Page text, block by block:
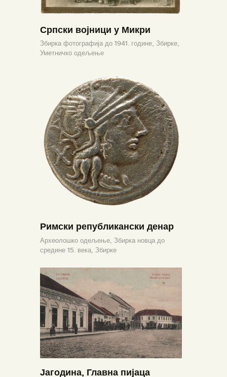
Српски војници у Микри
Збирка фотографија до 1941. године, Збирке,
Уметничко одељење
Римски републикански денар
Археолошко одељење, Збирка новца до
средине 15. века, Збирке
Јагодина, Главна пијаца